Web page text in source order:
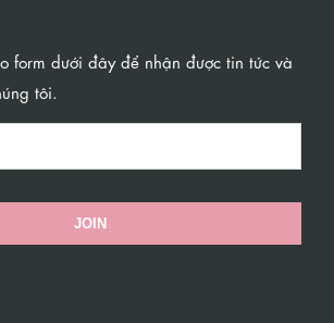
form dưới đây để nhận được tin tức và
tôi.
JOIN